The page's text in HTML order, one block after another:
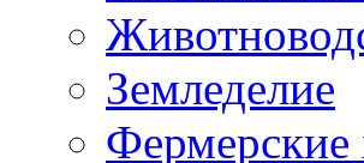
Земледелие
Фермерские